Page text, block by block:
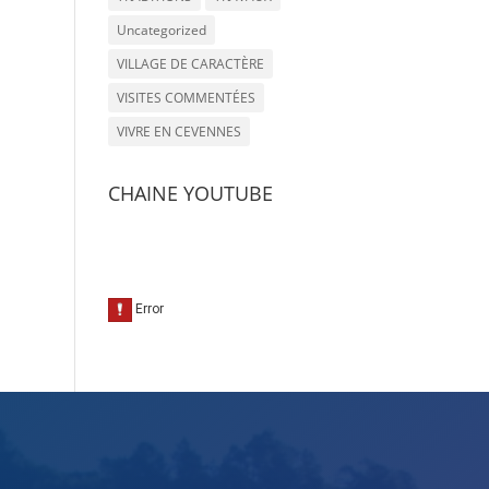
Uncategorized
VILLAGE DE CARACTÈRE
VISITES COMMENTÉES
VIVRE EN CEVENNES
CHAINE YOUTUBE